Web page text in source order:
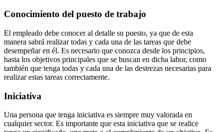
Conocimiento del puesto de trabajo
El empleado debe conocer al detalle su puesto, ya que de esta
manera sabrá realizar todas y cada una de las tareas que debe
desempeñar en él. Es necesario que conozca desde los principios,
hasta los objetivos principales que se buscan en dicha labor, como
también que tenga todas y cada una de las destrezas necesarias para
realizar estas tareas correctamente.
Iniciativa
Una persona que tenga iniciativa es siempre muy valorada en
cualquier sector. Es importante que esta iniciativa que se realice